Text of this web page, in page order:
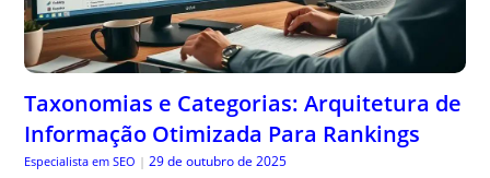
Taxonomias e Categorias: Arquitetura de
Informação Otimizada Para Rankings
Especialista em SEO | 29 de outubro de 2025